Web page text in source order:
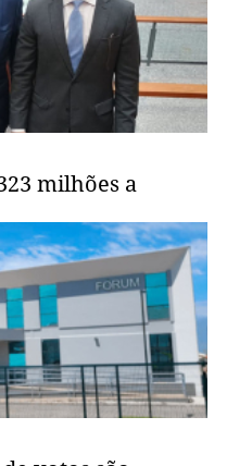
milhões a